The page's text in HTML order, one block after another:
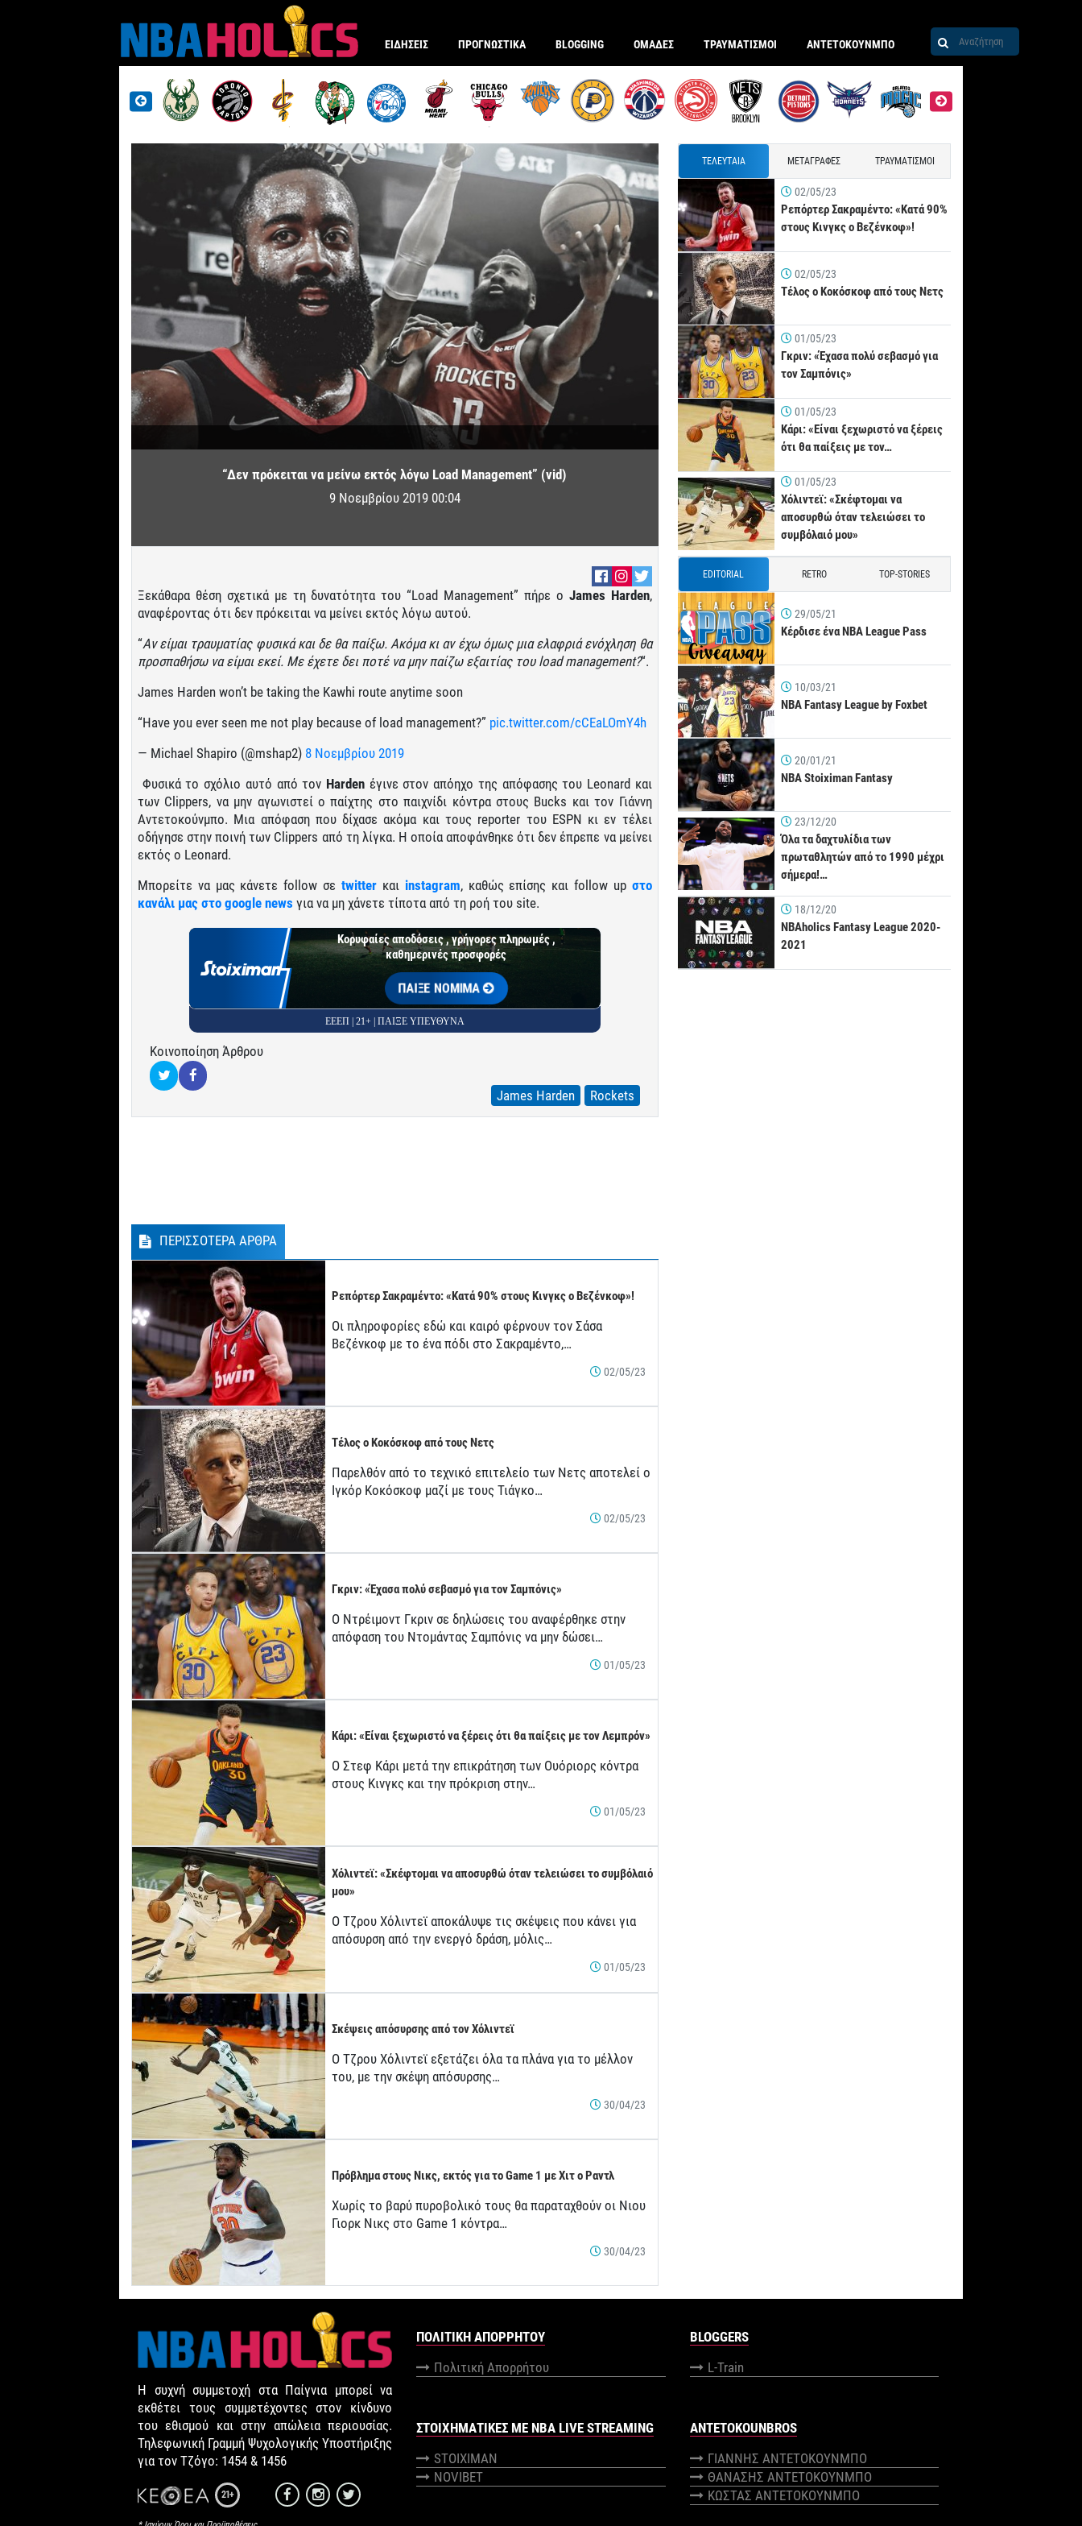
ΕΙΔΗΣΕΙΣ ΠΡΟΓΝΩΣΤΙΚΑ BLOGGING ΟΜΑΔΕΣ ΤΡΑΥΜΑΤΙΣΜΟΙ ΑΝΤΕΤΟΚΟΥΝΜΠΟ
“Δεν πρόκειται να μείνω εκτός λόγω Load Management” (vid)
9 Νοεμβρίου 2019 00:04
Ξεκάθαρα θέση σχετικά με τη δυνατότητα του “Load Management” πήρε ο James Harden,
αναφέροντας ότι δεν πρόκειται να μείνει εκτός λόγω αυτού.
“Αν είμαι τραυματίας φυσικά και δε θα παίξω. Ακόμα κι αν έχω όμως μια ελαφριά ενόχληση θα
προσπαθήσω να είμαι εκεί. Με έχετε δει ποτέ να μην παίζω εξαιτίας του load management?“.
James Harden won’t be taking the Kawhi route anytime soon
“Have you ever seen me not play because of load management?” pic.twitter.com/cCEaLOmY4h
— Michael Shapiro (@mshap2) 8 Νοεμβρίου 2019
Φυσικά το σχόλιο αυτό από τον Hardenέγινε στον απόηχο της απόφασης του Leonard και
των Clippers, να μην αγωνιστεί ο παίχτης στο παιχνίδι κόντρα στους Bucks και τον Γιάννη
Αντετοκούνμπο. Μια απόφαση που δίχασε ακόμα και τους reporter του ESPN κι εν τέλει
οδήγησε στην ποινή των Clippers από τη λίγκα. Η οποία αποφάνθηκε ότι δεν έπρεπε να μείνει
εκτός ο Leonard.
Μπορείτε να μας κάνετε follow σε twitter και instagram, καθώς επίσης και follow up στο
κανάλι μας στο google news για να μη χάνετε τίποτα από τη ροή του site.
Κορυφαίες αποδόσεις , γρήγορες πληρωμές ,
καθημερινές προσφορές
ΠΑΙΞΕ ΝΟΜΙΜΑ
ΕΕΕΠ | 21+ | ΠΑΙΞΕ ΥΠΕΥΘΥΝΑ
Κοινοποίηση Άρθρου
James Harden Rockets
ΠΕΡΙΣΣΟΤΕΡΑ ΑΡΘΡΑ
Ρεπόρτερ Σακραμέντο: «Κατά 90% στους Κινγκς ο Βεζένκοφ»!
Οι πληροφορίες εδώ και καιρό φέρνουν τον Σάσα
Βεζένκοφ με το ένα πόδι στο Σακραμέντο,…
02/05/23
Τέλος ο Κοκόσκοφ από τους Νετς
Παρελθόν από το τεχνικό επιτελείο των Νετς αποτελεί ο
Ιγκόρ Κοκόσκοφ μαζί με τους Τιάγκο…
02/05/23
Γκριν: «Έχασα πολύ σεβασμό για τον Σαμπόνις»
Ο Ντρέιμοντ Γκριν σε δηλώσεις του αναφέρθηκε στην
απόφαση του Ντομάντας Σαμπόνις να μην δώσει…
01/05/23
Κάρι: «Είναι ξεχωριστό να ξέρεις ότι θα παίξεις με τον Λεμπρόν»
Ο Στεφ Κάρι μετά την επικράτηση των Ουόριορς κόντρα
στους Κινγκς και την πρόκριση στην…
01/05/23
Χόλιντεϊ: «Σκέφτομαι να αποσυρθώ όταν τελειώσει το συμβόλαιό
μου»
Ο Τζρου Χόλιντεϊ αποκάλυψε τις σκέψεις που κάνει για
απόσυρση από την ενεργό δράση, μόλις…
01/05/23
Σκέψεις απόσυρσης από τον Χόλιντεϊ
Ο Τζρου Χόλιντεϊ εξετάζει όλα τα πλάνα για το μέλλον
του, με την σκέψη απόσυρσης…
30/04/23
Πρόβλημα στους Νικς, εκτός για το Game 1 με Χιτ ο Ραντλ
Χωρίς το βαρύ πυροβολικό τους θα παραταχθούν οι Νιου
Γιορκ Νικς στο Game 1 κόντρα…
30/04/23
ΤΕΛΕΥΤΑΙΑ ΜΕΤΑΓΡΑΦΕΣ ΤΡΑΥΜΑΤΙΣΜΟΙ
02/05/23
Ρεπόρτερ Σακραμέντο: «Κατά 90%
στους Κινγκς ο Βεζένκοφ»!
02/05/23
Τέλος ο Κοκόσκοφ από τους Νετς
01/05/23
Γκριν: «Έχασα πολύ σεβασμό για
τον Σαμπόνις»
01/05/23
Κάρι: «Είναι ξεχωριστό να ξέρεις
ότι θα παίξεις με τον…
01/05/23
Χόλιντεϊ: «Σκέφτομαι να
αποσυρθώ όταν τελειώσει το
συμβόλαιό μου»
EDITORIAL RETRO TOP-STORIES
29/05/21
Κέρδισε ένα NBA League Pass
10/03/21
NBA Fantasy League by Foxbet
20/01/21
NBA Stoiximan Fantasy
23/12/20
Όλα τα δαχτυλίδια των
πρωταθλητών από το 1990 μέχρι
σήμερα!…
18/12/20
NBAholics Fantasy League 2020-
2021
Η συχνή συμμετοχή στα Παίγνια μπορεί να
εκθέτει τους συμμετέχοντες στον κίνδυνο
του εθισμού και στην απώλεια περιουσίας.
Τηλεφωνική Γραμμή Ψυχολογικής Υποστήριξης
για τον Τζόγο: 1454 & 1456
21+
ΠΟΛΙΤΙΚΉ ΑΠΟΡΡΉΤΟΥ
Πολιτική Απορρήτου
BLOGGERS
L-Train
ΣΤΟΙΧΗΜΑΤΙΚΕΣ ΜΕ NBA LIVE STREAMING
STOIXIMAN
NOVIBET
ANTETOKOUNBROS
ΓΙΑΝΝΗΣ ΑΝΤΕΤΟΚΟΥΝΜΠΟ
ΘΑΝΑΣΗΣ ΑΝΤΕΤΟΚΟΥΝΜΠΟ
ΚΩΣΤΑΣ ΑΝΤΕΤΟΚΟΥΝΜΠΟ